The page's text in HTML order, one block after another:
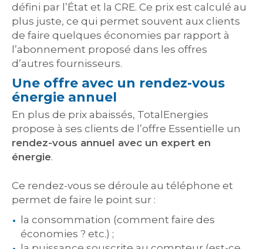
défini par l’État et la CRE. Ce prix est calculé au
plus juste, ce qui permet souvent aux clients
de faire quelques économies par rapport à
l’abonnement proposé dans les offres
d’autres fournisseurs.
Une offre avec un rendez-vous
énergie annuel
En plus de prix abaissés, TotalEnergies
propose à ses clients de l’offre Essentielle un
rendez-vous annuel avec un expert en
énergie.
Ce rendez-vous se déroule au téléphone et
permet de faire le point sur :
la consommation (comment faire des
économies ? etc.) ;